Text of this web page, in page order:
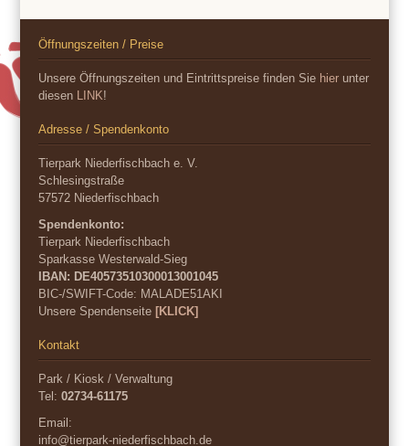
Öffnungszeiten / Preise
Unsere Öffnungszeiten und Eintrittspreise finden Sie hier unter
diesen LINK!
Adresse / Spendenkonto
Tierpark Niederfischbach e. V.
Schlesingstraße
57572 Niederfischbach
Spendenkonto:
Tierpark Niederfischbach
Sparkasse Westerwald-Sieg
IBAN: DE40573510300013001045
BIC-/SWIFT-Code: MALADE51AKI
Unsere Spendenseite[KLICK]
Kontakt
Park / Kiosk / Verwaltung
Tel:02734-61175
Email:
info@tierpark-niederfischbach.de